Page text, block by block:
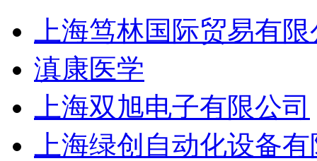
上海笃林国际贸易有
滇康医学
上海双旭电子有限公司
上海绿创自动化设备